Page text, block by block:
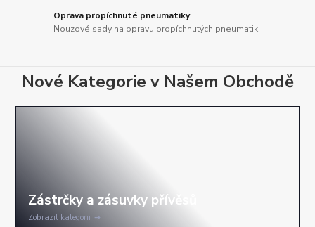
Oprava propíchnuté pneumatiky
Nouzové sady na opravu propíchnutých pneumatik
Nové Kategorie v Našem Obchodě
Zobrazit kategorii